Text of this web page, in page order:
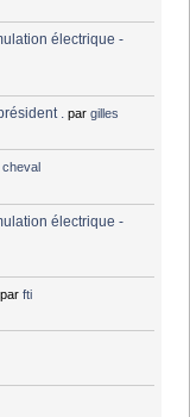
électrique -
. pargilles
électrique -
parfti